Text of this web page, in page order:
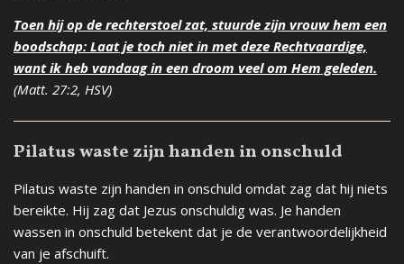
Toen hij op de rechterstoel zat, stuurde zijn vrouw hem een
boodschap: Laat je toch niet in met deze Rechtvaardige,
want ik heb vandaag in een droom veel om Hem geleden.
(Matt. 27:2, HSV)
Pilatus waste zijn handen in onschuld
Pilatus waste zijn handen in onschuld omdat zag dat hij niets
bereikte. Hij zag dat Jezus onschuldig was. Je handen
wassen in onschuld betekent dat je de verantwoordelijkheid
van je afschuift.